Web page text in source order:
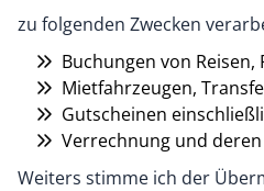
zu folgenden Zwecken
Buchungen von
Mietfahrzeugen,
Gutscheinen
Verrechnung und deren
Weiters stimme ich der